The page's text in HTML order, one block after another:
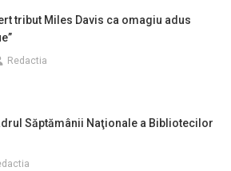
tribut Miles Davis ca omagiu adus
Redactia
Săptămânii Naţionale a Bibliotecilor